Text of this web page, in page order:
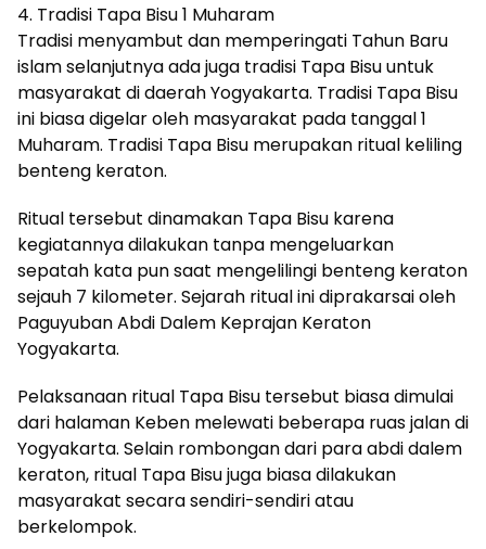
4. Tradisi Tapa Bisu 1 Muharam
Tradisi menyambut dan memperingati Tahun Baru
islam selanjutnya ada juga tradisi Tapa Bisu untuk
masyarakat di daerah Yogyakarta. Tradisi Tapa Bisu
ini biasa digelar oleh masyarakat pada tanggal 1
Muharam. Tradisi Tapa Bisu merupakan ritual keliling
benteng keraton.
Ritual tersebut dinamakan Tapa Bisu karena
kegiatannya dilakukan tanpa mengeluarkan
sepatah kata pun saat mengelilingi benteng keraton
sejauh 7 kilometer. Sejarah ritual ini diprakarsai oleh
Paguyuban Abdi Dalem Keprajan Keraton
Yogyakarta.
Pelaksanaan ritual Tapa Bisu tersebut biasa dimulai
dari halaman Keben melewati beberapa ruas jalan di
Yogyakarta. Selain rombongan dari para abdi dalem
keraton, ritual Tapa Bisu juga biasa dilakukan
masyarakat secara sendiri-sendiri atau
berkelompok.